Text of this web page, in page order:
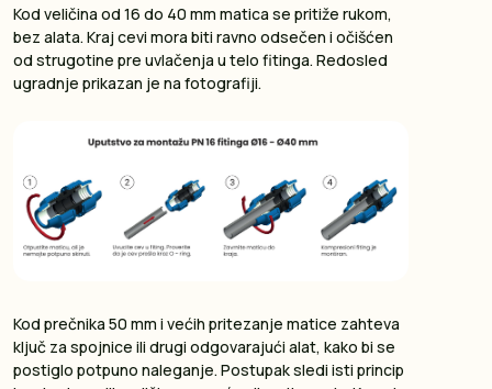
Kod veličina od 16 do 40 mm matica se pritiže rukom,
bez alata. Kraj cevi mora biti ravno odsečen i očišćen
od strugotine pre uvlačenja u telo fitinga. Redosled
ugradnje prikazan je na fotografiji.
Kod prečnika 50 mm i većih pritezanje matice zahteva
ključ za spojnice ili drugi odgovarajući alat, kako bi se
postiglo potpuno naleganje. Postupak sledi isti princip